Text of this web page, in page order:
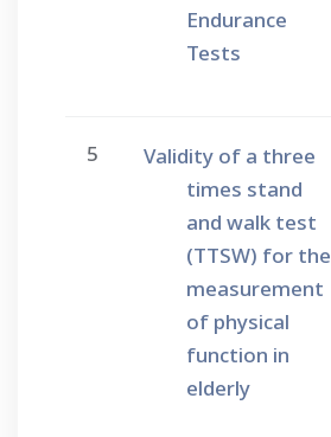
Endurance
Tests
5
Validity of a three
times stand
and walk test
(TTSW) for the
measurement
of physical
function in
elderly